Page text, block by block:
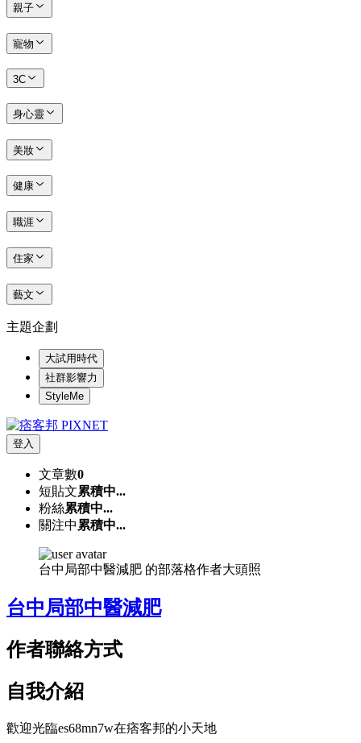
親子
寵物
3C
身心靈
美妝
健康
職涯
住家
藝文
主題企劃
大試用時代
社群影響力
StyleMe
登入
文章數0
短貼文累積中...
粉絲累積中...
關注中 累積中...
台中局部中醫減肥 的部落格作者大頭照
台中局部中醫減肥
作者聯絡方式
自我介紹
歡迎光臨es68mn7w在痞客邦的小天地